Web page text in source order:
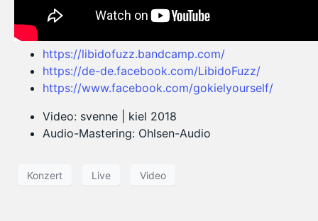
https://libidofuzz.bandcamp.com/
https://de-de.facebook.com/LibidoFuzz/
https://www.facebook.com/gokielyourself/
Video: svenne | kiel 2018
Audio-Mastering: Ohlsen-Audio
Konzert Live Video